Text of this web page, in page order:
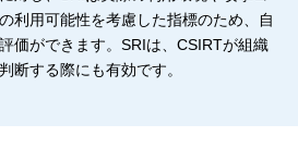
利用可能性を考慮した指標のため、自
価ができます。SRIは、CSIRTが組織
断する際にも有効です。